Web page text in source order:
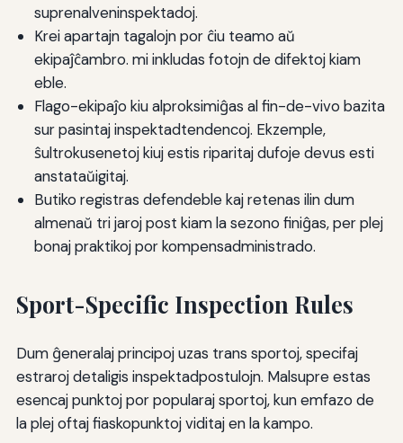
suprenalveninspektadoj.
Krei apartajn tagalojn por ĉiu teamo aŭ
ekipaĵĉambro. mi inkludas fotojn de difektoj kiam
eble.
Flago-ekipaĵo kiu alproksimiĝas al fin-de-vivo bazita
sur pasintaj inspektadtendencoj. Ekzemple,
ŝultrokusenetoj kiuj estis riparitaj dufoje devus esti
anstataŭigitaj.
Butiko registras defendeble kaj retenas ilin dum
almenaŭ tri jaroj post kiam la sezono finiĝas, per plej
bonaj praktikoj por kompensadministrado.
Sport-Specific Inspection Rules
Dum ĝeneralaj principoj uzas trans sportoj, specifaj
estraroj detaligis inspektadpostulojn. Malsupre estas
esencaj punktoj por popularaj sportoj, kun emfazo de
la plej oftaj fiaskopunktoj viditaj en la kampo.